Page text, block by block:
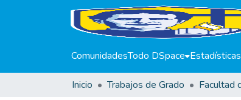
ComunidadesTodo DSpace Estadísticas
Inicio Trabajos de Grado